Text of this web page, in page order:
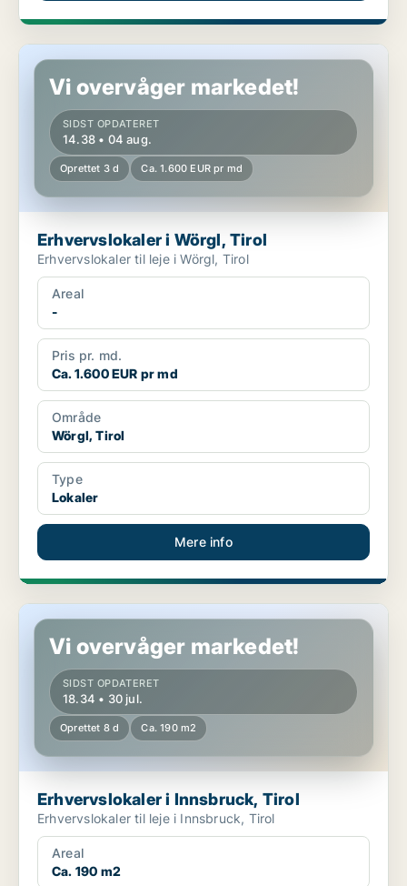
Erhvervslokaler i Wörgl, Tirol
Vi overvåger markedet!
SIDST OPDATERET
14.38 • 04 aug.
Oprettet 3 d Ca. 1.600 EUR pr md
Erhvervslokaler i Wörgl, Tirol
Erhvervslokaler til leje i Wörgl, Tirol
Areal
-
Pris pr. md.
Ca. 1.600 EUR pr md
Område
Wörgl, Tirol
Type
Lokaler
Mere info
Erhvervslokaler i Innsbruck, Tirol
Vi overvåger markedet!
SIDST OPDATERET
18.34 • 30 jul.
Oprettet 8 d Ca. 190 m2
Erhvervslokaler i Innsbruck, Tirol
Erhvervslokaler til leje i Innsbruck, Tirol
Areal
Ca. 190 m2